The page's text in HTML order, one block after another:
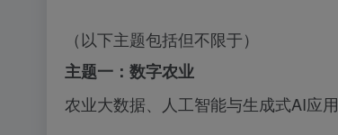
（以下主题包括但不限于）
主题一：数字农业
农业大数据、人工智能与生成式AI应用